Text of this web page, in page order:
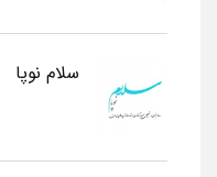
سلام نوپا